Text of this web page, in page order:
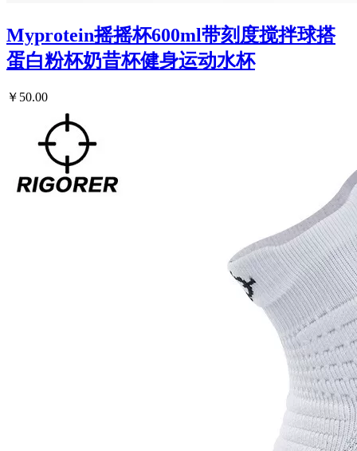
Myprotein摇摇杯600ml带刻度搅拌球搭
蛋白粉杯奶昔杯健身运动水杯
￥50.00